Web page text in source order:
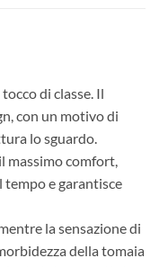
di classe. Il
con un motivo di
lo sguardo.
massimo comfort,
tempo e garantisce
la sensazione di
della tomaia